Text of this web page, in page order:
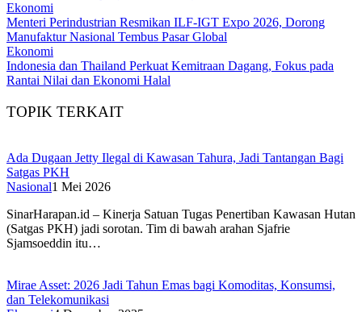
Ekonomi
Menteri Perindustrian Resmikan ILF-IGT Expo 2026, Dorong
Manufaktur Nasional Tembus Pasar Global
Ekonomi
Indonesia dan Thailand Perkuat Kemitraan Dagang, Fokus pada
Rantai Nilai dan Ekonomi Halal
TOPIK TERKAIT
Ada Dugaan Jetty Ilegal di Kawasan Tahura, Jadi Tantangan Bagi
Satgas PKH
Nasional1 Mei 2026
SinarHarapan.id – Kinerja Satuan Tugas Penertiban Kawasan Hutan
(Satgas PKH) jadi sorotan. Tim di bawah arahan Sjafrie
Sjamsoeddin itu…
Mirae Asset: 2026 Jadi Tahun Emas bagi Komoditas, Konsumsi,
dan Telekomunikasi